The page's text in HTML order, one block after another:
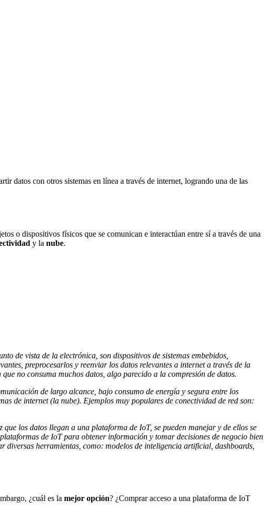
datos con otros sistemas en línea a través de internet, logrando una de las
o dispositivos físicos que se comunican e interactúan entre sí a través de una
y la nube.
de vista de la electrónica, son dispositivos de sistemas embebidos,
preprocesarlos y reenviar los datos relevantes a internet a través de la
no consuma muchos datos, algo parecido a la compresión de datos.
de largo alcance, bajo consumo de energía y segura entre los
de internet (la nube). Ejemplos muy populares de conectividad de red son:
los datos llegan a una plataforma de IoT, se pueden manejar y de ellos se
de IoT para obtener información y tomar decisiones de negocio bien
herramientas, como: modelos de inteligencia artificial, dashboards,
¿cuál es la mejor opción? ¿Comprar acceso a una plataforma de IoT